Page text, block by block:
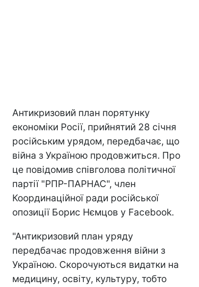
Антикризовий план порятунку
економіки Росії, прийнятий 28 січня
російським урядом, передбачає, що
війна з Україною продовжиться. Про
це повідомив співголова політичної
партії "РПР-ПАРНАС", член
Координаційної ради російської
опозиції Борис Нємцов у Facebook.
"Антикризовий план уряду
передбачає продовження війни з
Україною. Скорочуються видатки на
медицину, освіту, культуру, тобто